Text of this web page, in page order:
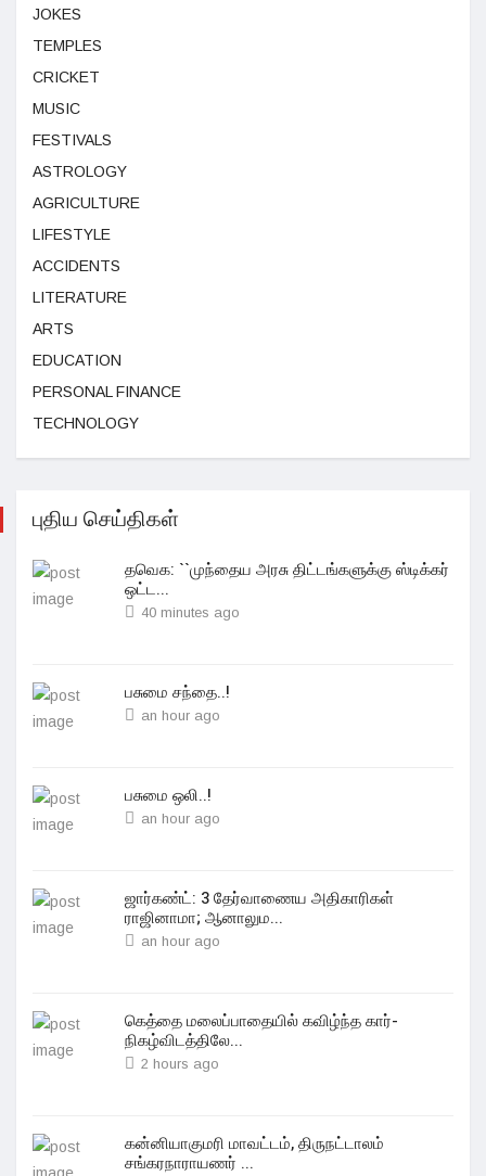
JOKES
TEMPLES
CRICKET
MUSIC
FESTIVALS
ASTROLOGY
AGRICULTURE
LIFESTYLE
ACCIDENTS
LITERATURE
ARTS
EDUCATION
PERSONAL FINANCE
TECHNOLOGY
புதிய செய்திகள்
தவெக: ``முந்தைய அரசு திட்டங்களுக்கு ஸ்டிக்கர்
ஒட்ட...
40 minutes ago
பசுமை சந்தை..!
an hour ago
பசுமை ஒலி..!
an hour ago
ஜார்கண்ட்: 3 தேர்வாணைய அதிகாரிகள்
ராஜினாமா; ஆனாலும...
an hour ago
கெத்தை மலைப்பாதையில் கவிழ்ந்த கார்-
நிகழ்விடத்திலே...
2 hours ago
கன்னியாகுமரி மாவட்டம், திருநட்டாலம்
சங்கரநாராயணர் ...